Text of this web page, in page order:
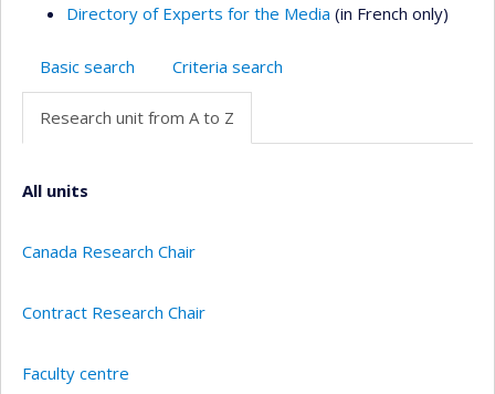
Directory of Experts for the Media (in French only)
Basic search Criteria search
Research unit from A to Z
All units
Canada Research Chair
Contract Research Chair
Faculty centre